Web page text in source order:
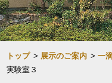
トップ > 展示のご案内 >一
実験室３